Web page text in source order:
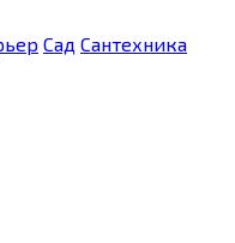
Сад Сантехника